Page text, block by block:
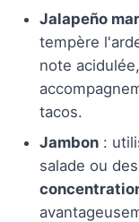
Jalapeño
tempère
note
tacos.
Jambon :
salade ou